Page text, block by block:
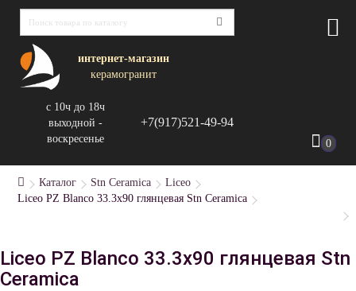
интернет-магазин
керамогранит
с 10ч до 18ч
выходной -
воскресенье
+7(917)521-49-94
0
Каталог Stn Ceramica
Liceo
Liceo PZ Blanco 33.3х90 глянцевая Stn Ceramica
Liceo PZ Blanco 33.3х90 глянцевая Stn
Ceramica